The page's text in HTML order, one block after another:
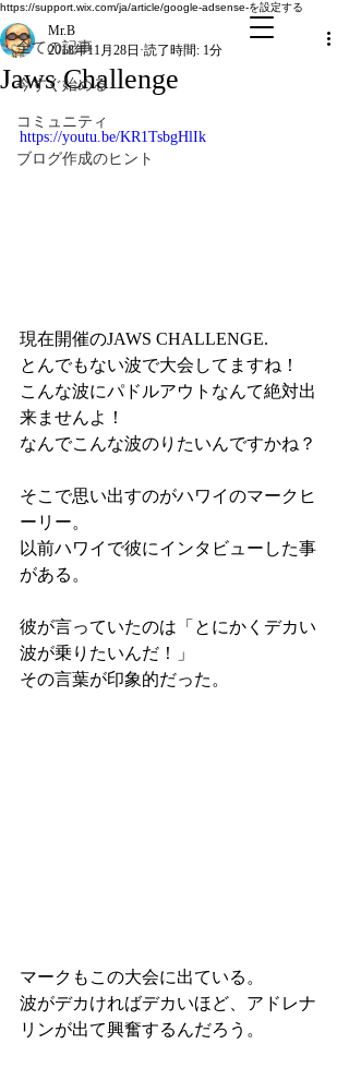
https://support.wix.com/ja/article/google-adsense-を設定する
全ての記事
今すぐ始める
コミュニティ
ブログ作成のヒント
Jaws Challenge
Mr.B
2018年11月28日 読了時間: 1分
https://youtu.be/KR1TsbgHlIk
現在開催のJAWS CHALLENGE.
とんでもない波で大会してますね！
こんな波にパドルアウトなんて絶対出
来ませんよ！
なんでこんな波のりたいんですかね？
そこで思い出すのがハワイのマークヒ
ーリー。
以前ハワイで彼にインタビューした事
がある。
彼が言っていたのは「とにかくデカい
波が乗りたいんだ！」
その言葉が印象的だった。
マークもこの大会に出ている。
波がデカければデカいほど、アドレナ
リンが出て興奮するんだろう。